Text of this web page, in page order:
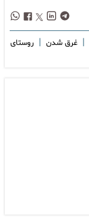
| غرق شدن | روستای